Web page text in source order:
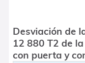
Desviación de
12 880 T2 de
con puerta y